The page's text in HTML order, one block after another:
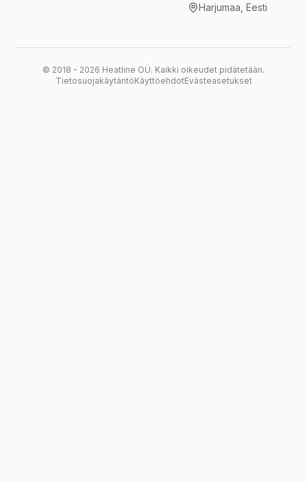
Harjumaa, Eesti
© 2018 - 2026 Heatline OÜ. Kaikki oikeudet pidätetään.
TietosuojakäytäntöKäyttöehdotEvästeasetukset